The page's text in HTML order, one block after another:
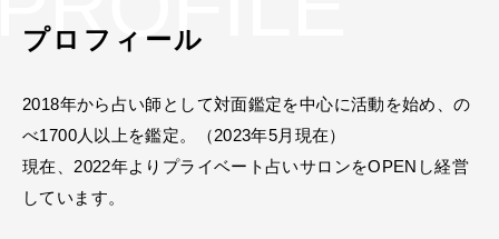
プロフィール
2018年から占い師として対面鑑定を中心に活動を始め、の
べ1700人以上を鑑定。（2023年5月現在）
現在、2022年よりプライベート占いサロンをOPENし経営
しています。